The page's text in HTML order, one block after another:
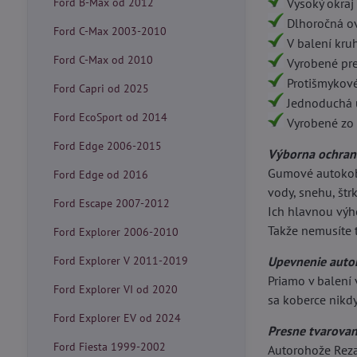
Vysoký
Dlhoročná
V balení
Vyrobené
Jednoduchá
Vyrobené
Výborna
Gumové
vody, snehu,
Ich hlavnou
Takže
Upevnenie
Priamo v
sa koberce
Presne
Autorohože
Ford C-Max 2003-2010
Ford C-Max od 2010
Ford Capri od 2025
Ford EcoSport od 2014
Ford Edge 2006-2015
Ford Edge od 2016
Ford Escape 2007-2012
Ford Explorer 2006-2010
Ford Explorer V 2011-2019
Ford Explorer VI od 2020
Ford Explorer EV od 2024
Ford Fiesta 1999-2002